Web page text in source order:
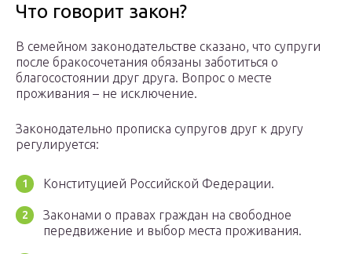
Что говорит закон?
В семейном законодательстве сказано, что супруги
после бракосочетания обязаны заботиться о
благосостоянии друг друга. Вопрос о месте
проживания – не исключение.
Законодательно прописка супругов друг к другу
регулируется:
Конституцией Российской Федерации.
Законами о правах граждан на свободное
передвижение и выбор места проживания.